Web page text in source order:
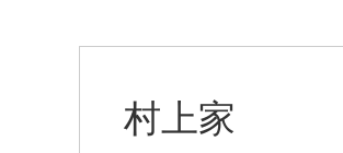
村上家